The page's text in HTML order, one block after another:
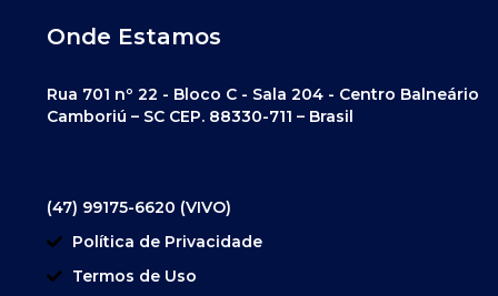
Onde Estamos
Rua 701 nº 22 - Bloco C - Sala 204 - Centro Balneário
Camboriú – SC CEP. 88330-711 – Brasil
(47) 99175-6620 (VIVO)
Política de Privacidade
Termos de Uso